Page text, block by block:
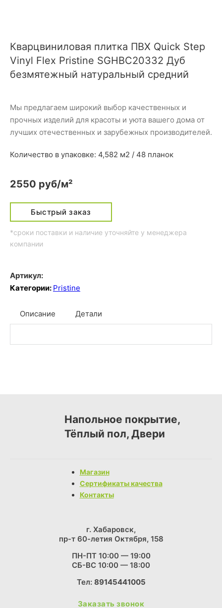
Кварцвиниловая плитка ПВХ Quick Step
Vinyl Flex Pristine SGHBC20332 Дуб
безмятежный натуральный средний
Мы предлагаем широкий выбор качественных и
прочных изделий для красоты и уюта вашего дома от
лучших отечественных и зарубежных производителей.
Количество в упаковке: 4,582 м2 / 48 планок
2550 руб/м²
Быстрый заказ
*сроки поставки и наличие уточняйте у менеджера
компании
Артикул:
Категории: Pristine
Описание Детали
Напольное покрытие,
Тёплый пол, Двери
Магазин
Сертификаты качества
Контакты
г. Хабаровск,
пр-т 60-летия Октября, 158
ПН-ПТ 10:00 — 19:00
СБ-ВС 10:00 — 18:00
Тел: 89145441005
Заказать звонок